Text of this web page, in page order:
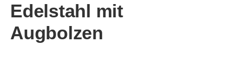
Edelstahl mit
Augbolzen